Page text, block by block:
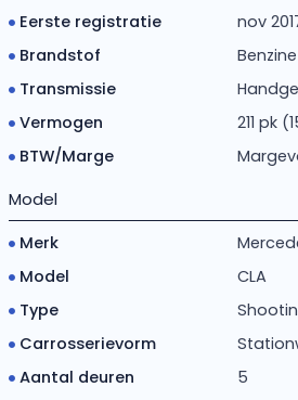
Eerste registratie
nov
Brandstof
Benzine
Transmissie
Vermogen
211 pk
BTW/Marge
Model
Merk
Model
CLA
Type
Carrosserievorm
Aantal deuren
5